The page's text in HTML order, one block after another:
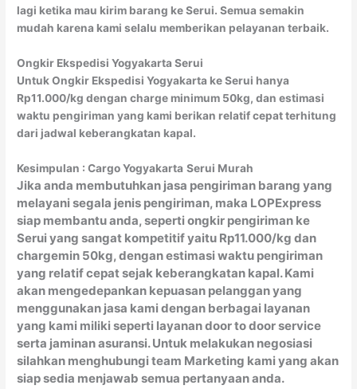
lagi ketika mau kirim barang ke Serui. Semua semakin
mudah karena kami selalu memberikan pelayanan terbaik.
Ongkir Ekspedisi Yogyakarta Serui
Untuk Ongkir Ekspedisi Yogyakarta ke Serui hanya
Rp11.000/kg dengan charge minimum 50kg, dan estimasi
waktu pengiriman yang kami berikan relatif cepat terhitung
dari jadwal keberangkatan kapal.
Kesimpulan : Cargo Yogyakarta Serui Murah
Jika anda membutuhkan jasa pengiriman barang yang
melayani segala jenis pengiriman, maka LOPExpress
siap membantu anda, seperti ongkir pengiriman ke
Serui yang sangat kompetitif yaitu Rp11.000/kg dan
chargemin 50kg, dengan estimasi waktu pengiriman
yang relatif cepat sejak keberangkatan kapal. Kami
akan mengedepankan kepuasan pelanggan yang
menggunakan jasa kami dengan berbagai layanan
yang kami miliki seperti layanan door to door service
serta jaminan asuransi. Untuk melakukan negosiasi
silahkan menghubungi team Marketing kami yang akan
siap sedia menjawab semua pertanyaan anda.